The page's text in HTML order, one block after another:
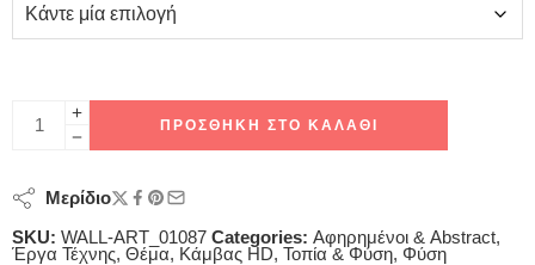
ΠΡΟΣΘΉΚΗ ΣΤΟ ΚΑΛΆΘΙ
Μερίδιο
SKU: WALL-ART_01087 Categories: Αφηρημένοι & Abstract,
Έργα Τέχνης, Θέμα, Κάμβας HD, Τοπία & Φύση, Φύση